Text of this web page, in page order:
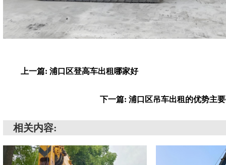
上一篇: 浦口区登高车出租哪家好
下一篇: 浦口区吊车出租的优势主
相关内容: